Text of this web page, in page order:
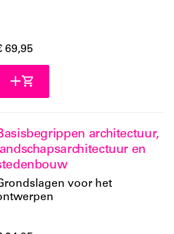
69,95
architectuur,
landschapsarchitectuur en
voor het